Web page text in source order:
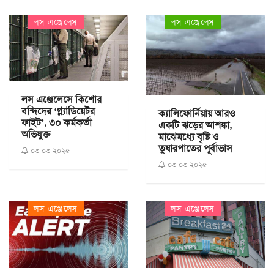
লস এঞ্জেলেস
লস এঞ্জেলেসে কিশোর
বন্দিদের ‘গ্ল্যাডিয়েটর
ফাইট’, ৩০ কর্মকর্তা
অভিযুক্ত
০৩-০৩-২০২৫
লস এঞ্জেলেস
ক্যালিফোর্নিয়ায় আরও
একটি ঝড়ের আশঙ্কা,
মাঝেমধ্যে বৃষ্টি ও
তুষারপাতের পূর্বাভাস
০৩-০৩-২০২৫
লস এঞ্জেলেস লস এঞ্জেলেস